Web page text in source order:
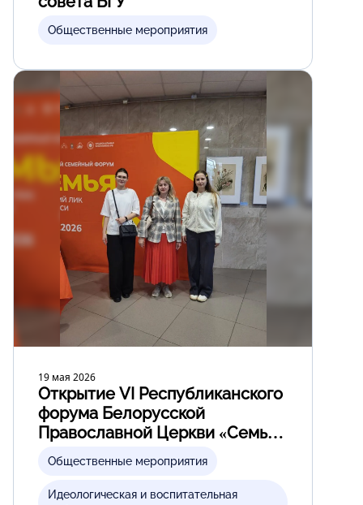
Общественные мероприятия
19 мая 2026
Открытие VI Республиканского
форума Белорусской
Православной Церкви «Семья:
сегодня, завтра и всегда»
Общественные мероприятия
Идеологическая и воспитательная